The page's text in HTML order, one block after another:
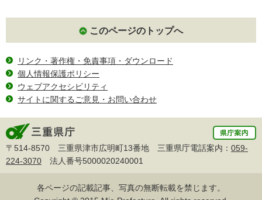
このページのトップへ
リンク・著作権・免責事項・ダウンロード
個人情報保護ポリシー
ウェブアクセシビリティ
サイトに関するご意見・お問い合わせ
〒514-8570 三重県津市広明町13番地 三重県庁電話案内： 059-
224-3070 法人番号5000020240001
各ページの記載記事、写真の無断転載を禁じます。